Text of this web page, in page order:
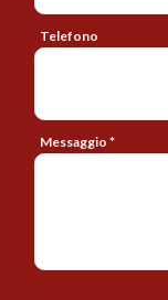
Telefono
Messaggio *